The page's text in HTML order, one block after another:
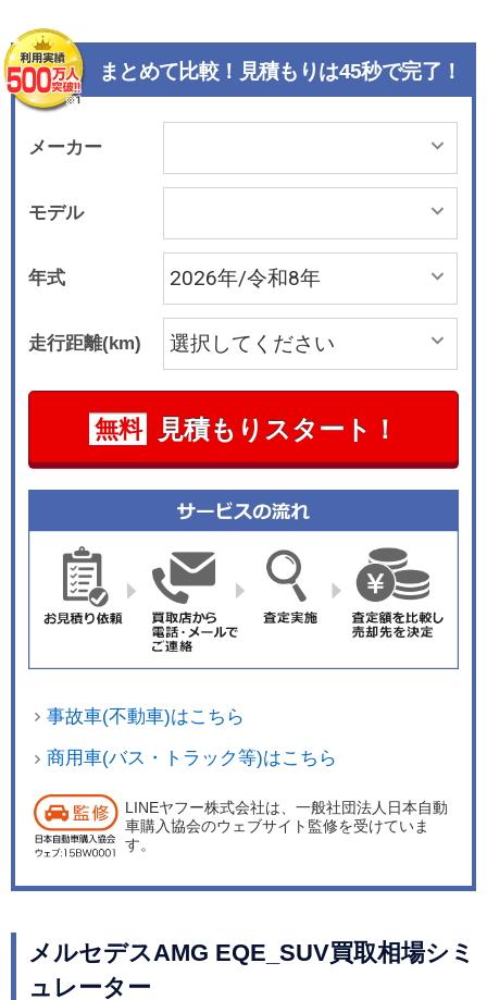
まとめて比較！見積もりは45秒で完了！
メーカー
モデル
年式
走行距離(km)
無料 見積もりスタート！
事故車(不動車)はこちら
商用車(バス・トラック等)はこちら
LINEヤフー株式会社は、一般社団法人日本自動
車購入協会のウェブサイト監修を受けていま
す。
メルセデスAMG EQE_SUV買取相場シミ
ュレーター